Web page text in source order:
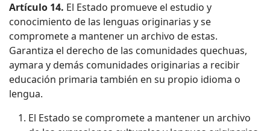
Artículo 14. El Estado promueve el estudio y
conocimiento de las lenguas originarias y se
compromete a mantener un archivo de estas.
Garantiza el derecho de las comunidades quechuas,
aymara y demás comunidades originarias a recibir
educación primaria también en su propio idioma o
lengua.
El Estado se compromete a mantener un archivo